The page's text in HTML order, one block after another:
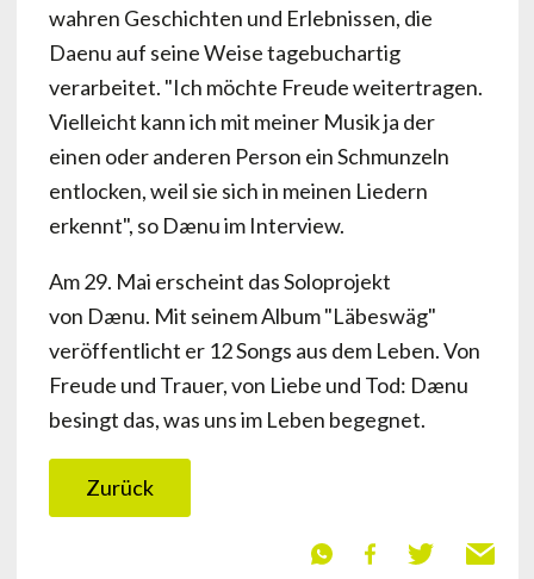
wahren Geschichten und Erlebnissen, die
Daenu auf seine Weise tagebuchartig
verarbeitet. "Ich möchte Freude weitertragen.
Vielleicht kann ich mit meiner Musik ja der
einen oder anderen Person ein Schmunzeln
entlocken, weil sie sich in meinen Liedern
erkennt", so Dænu im Interview.
Am 29. Mai erscheint das Soloprojekt
von Dænu. Mit seinem Album "Läbeswäg"
veröffentlicht er 12 Songs aus dem Leben. Von
Freude und Trauer, von Liebe und Tod: Dænu
besingt das, was uns im Leben begegnet.
Zurück